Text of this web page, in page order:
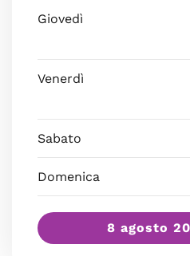
Giovedì
Venerdì
Sabato
Domenica
8 agosto